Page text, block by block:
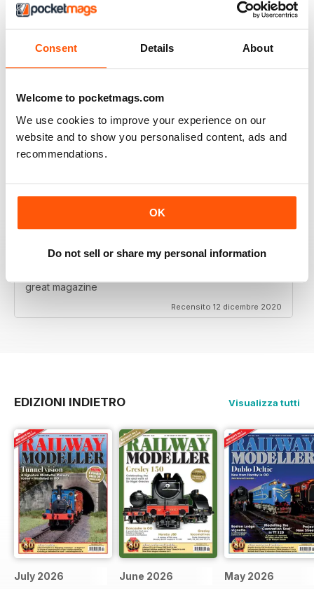
Consent Details About
Welcome to pocketmags.com
We use cookies to improve your experience on our
website and to show you personalised content, ads and
recommendations.
OK
Do not sell or share my personal information
I really enjoy reading the magazine, especially as we
are all in lock down now.
Recensito 11 febbraio 2021
RAILWAY MODELLER
Good range of articles on model railway layouts,
information on new products and articles on how to
great magazine
Recensito 12 dicembre 2020
EDIZIONI INDIETRO Visualizza tutti
July 2026 June 2026 May 2026